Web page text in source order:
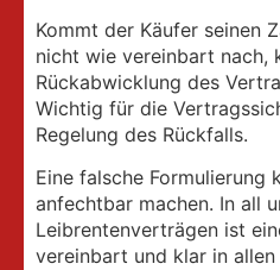
Kommt der Käufer seinen
nicht wie vereinbart nach,
Rückabwicklung des
Wichtig für die
Regelung des Rückfalls.
Eine falsche Formulierung
anfechtbar machen. In all
Leibrentenverträgen ist
vereinbart und klar in